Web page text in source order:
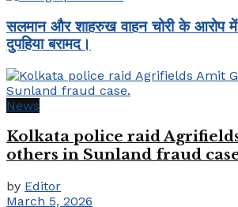
सलमान और शाहरुख वाहन चोरी के आरोप में
दुपहिया बरामद।
News
Kolkata police raid
others in Sunland fraud
by Editor
March 5, 2026